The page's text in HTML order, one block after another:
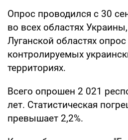
Опрос проводился с 30
во всех областях
Луганской областях
контролируемых
территориях.
Всего опрошен 2 021
лет. Статистическая
превышает 2,2%.